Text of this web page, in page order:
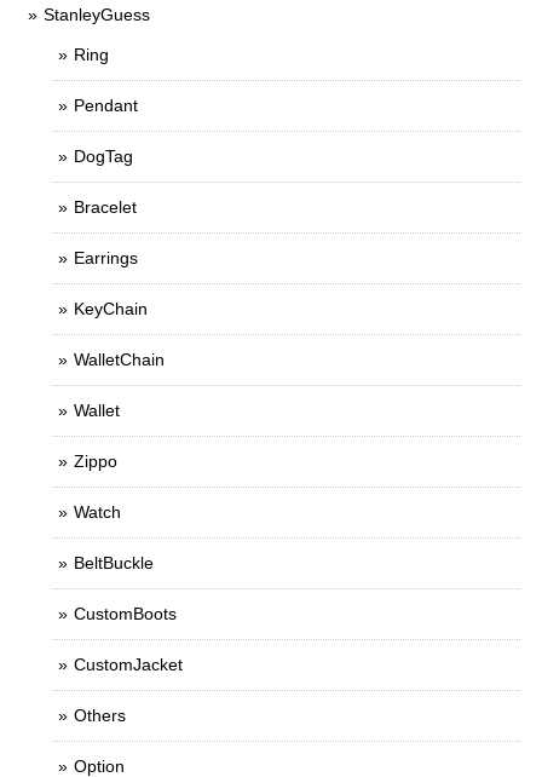
StanleyGuess
Ring
Pendant
DogTag
Bracelet
Earrings
KeyChain
WalletChain
Wallet
Zippo
Watch
BeltBuckle
CustomBoots
CustomJacket
Others
Option